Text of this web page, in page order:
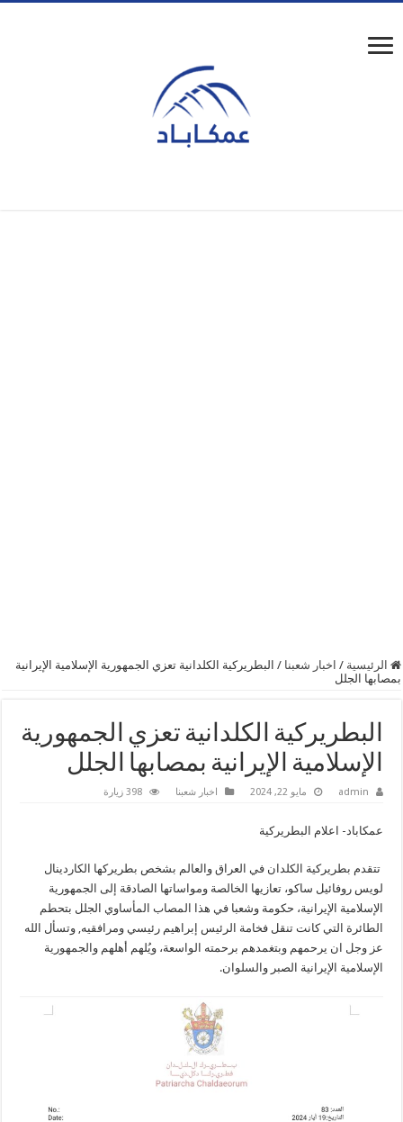
الرئيسية / اخبار شعبنا / البطريركية الكلدانية تعزي الجمهورية الإسلامية الإيرانية
بمصابها الجلل
البطريركية الكلدانية تعزي الجمهورية
الإسلامية الإيرانية بمصابها الجلل
admin مايو 22, 2024 اخبار شعبنا 398 زيارة
عمكاباد- اعلام البطريركية
تتقدم بطريركية الكلدان في العراق والعالم بشخص بطريركها الكاردينال
لويس روفائيل ساكو، تعازيها الخالصة ومواساتها الصادقة إلى الجمهورية
الإسلامية الإيرانية، حكومة وشعبا في هذا المصاب المأساوي الجلل بتحطم
الطائرة التي كانت تنقل فخامة الرئيس إبراهيم رئيسي ومرافقيه, وتسأل الله
عز وجل ان يرحمهم وبتغمدهم برحمته الواسعة، ويُلهم أهلهم والجمهورية
الإسلامية الإيرانية الصبر والسلوان.